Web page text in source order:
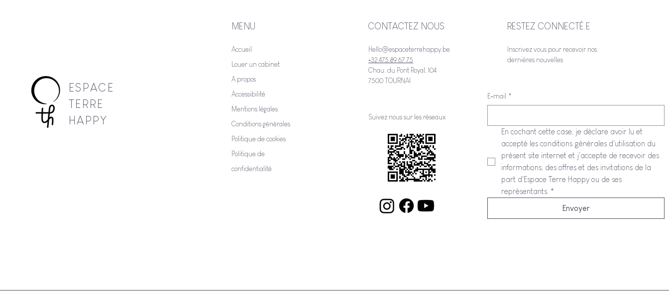
ESPACE
TERRE
HAPPY
MENU
Accueil
Louer un cabinet
A propos
Accessibilité
Mentions légales
Conditions générales
Politique de cookies
Politique de
confidentialité
CONTACTEZ NOUS
Hello@espaceterrehappy.be
+32 475 89 67 75
Chau. du Pont Royal, 104
7500 TOURNAI
Suivez nous sur les réseaux
RESTEZ CONNECTÉ.E
Inscrivez vous pour recevoir nos
dernières nouvelles
E‑mail *
En cochant cette case, je déclare avoir lu et
accepté les conditions générales d'utilisation du
présent site internet et j'accepte de recevoir des
informations, des offres et des invitations de la
part d'Espace Terre Happy ou de ses
représentants. *
Envoyer